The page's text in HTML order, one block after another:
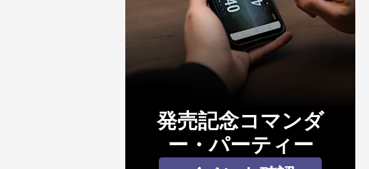
発売記念コマンダ
ー・パーティー